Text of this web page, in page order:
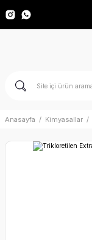
Anasayfa Kimyasallar